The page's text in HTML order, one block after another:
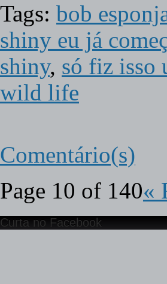
Tags: bob
shiny eu já
shiny, só fiz isso
wild life
Comentário(s)
Page 10 of 140«
Curta no Facebook